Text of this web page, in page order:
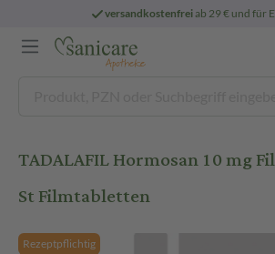
versandkostenfreiab 29 € und für
TADALAFIL Hormosan 10 mg
St Filmtabletten
Rezeptpflichtig